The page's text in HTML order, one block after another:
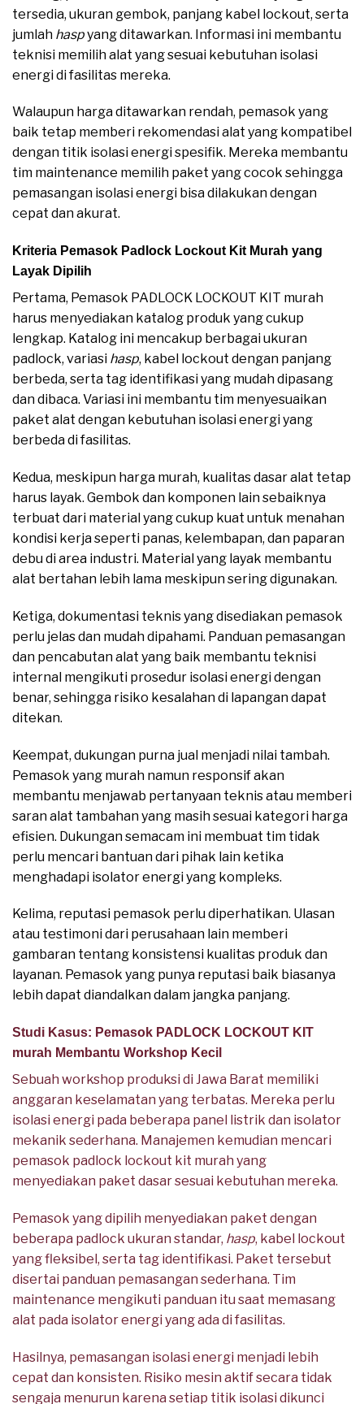
tersedia, ukuran gembok, panjang kabel lockout, serta
jumlah haspyang ditawarkan. Informasi ini membantu
teknisi memilih alat yang sesuai kebutuhan isolasi
energi di fasilitas mereka.
Walaupun harga ditawarkan rendah, pemasok yang
baik tetap memberi rekomendasi alat yang kompatibel
dengan titik isolasi energi spesifik. Mereka membantu
tim maintenance memilih paket yang cocok sehingga
pemasangan isolasi energi bisa dilakukan dengan
cepat dan akurat.
Kriteria Pemasok Padlock Lockout Kit Murah yang
Layak Dipilih
Pertama, Pemasok PADLOCK LOCKOUT KIT murah
harus menyediakan katalog produk yang cukup
lengkap. Katalog ini mencakup berbagai ukuran
padlock, variasi hasp, kabel lockout dengan panjang
berbeda, serta tag identifikasi yang mudah dipasang
dan dibaca. Variasi ini membantu tim menyesuaikan
paket alat dengan kebutuhan isolasi energi yang
berbeda di fasilitas.
Kedua, meskipun harga murah, kualitas dasar alat tetap
harus layak. Gembok dan komponen lain sebaiknya
terbuat dari material yang cukup kuat untuk menahan
kondisi kerja seperti panas, kelembapan, dan paparan
debu di area industri. Material yang layak membantu
alat bertahan lebih lama meskipun sering digunakan.
Ketiga, dokumentasi teknis yang disediakan pemasok
perlu jelas dan mudah dipahami. Panduan pemasangan
dan pencabutan alat yang baik membantu teknisi
internal mengikuti prosedur isolasi energi dengan
benar, sehingga risiko kesalahan di lapangan dapat
ditekan.
Keempat, dukungan purna jual menjadi nilai tambah.
Pemasok yang murah namun responsif akan
membantu menjawab pertanyaan teknis atau memberi
saran alat tambahan yang masih sesuai kategori harga
efisien. Dukungan semacam ini membuat tim tidak
perlu mencari bantuan dari pihak lain ketika
menghadapi isolator energi yang kompleks.
Kelima, reputasi pemasok perlu diperhatikan. Ulasan
atau testimoni dari perusahaan lain memberi
gambaran tentang konsistensi kualitas produk dan
layanan. Pemasok yang punya reputasi baik biasanya
lebih dapat diandalkan dalam jangka panjang.
Studi Kasus: Pemasok PADLOCK LOCKOUT KIT
murah Membantu Workshop Kecil
Sebuah workshop produksi di Jawa Barat memiliki
anggaran keselamatan yang terbatas. Mereka perlu
isolasi energi pada beberapa panel listrik dan isolator
mekanik sederhana. Manajemen kemudian mencari
pemasok padlock lockout kit murah yang
menyediakan paket dasar sesuai kebutuhan mereka.
Pemasok yang dipilih menyediakan paket dengan
beberapa padlock ukuran standar, hasp, kabel lockout
yang fleksibel, serta tag identifikasi. Paket tersebut
disertai panduan pemasangan sederhana. Tim
maintenance mengikuti panduan itu saat memasang
alat pada isolator energi yang ada di fasilitas.
Hasilnya, pemasangan isolasi energi menjadi lebih
cepat dan konsisten. Risiko mesin aktif secara tidak
sengaja menurun karena setiap titik isolasi dikunci